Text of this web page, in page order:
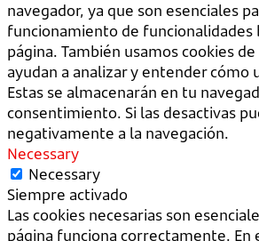
navegador, ya que son esenciales
funcionamiento de funcionalidades
página. También usamos cookies
ayudan a analizar y entender cómo
Estas se almacenarán en tu
consentimiento. Si las desactivas
negativamente a la navegación.
Necessary
Necessary
Siempre activado
Las cookies necesarias son
página funciona correctamente. En